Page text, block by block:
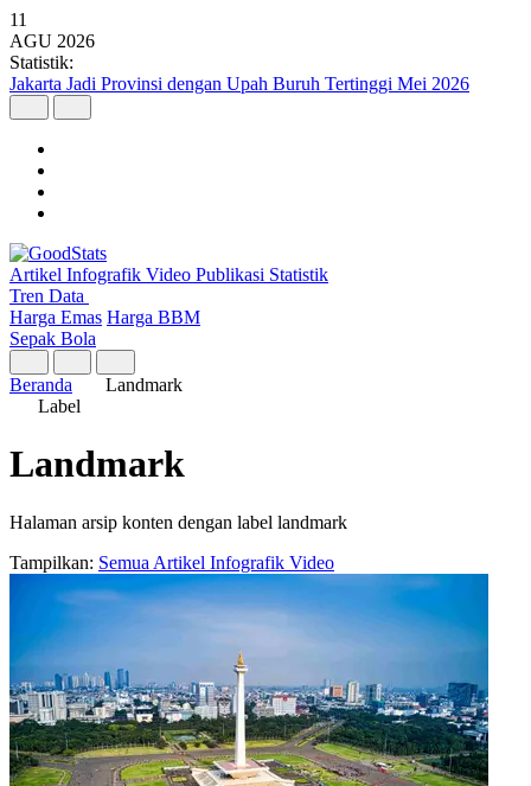
11
AGU 2026
Statistik:
Jakarta Jadi Provinsi dengan Upah Buruh Tertinggi Mei 2026
Artikel Infografik Video Publikasi Statistik
Tren Data
Harga Emas Harga BBM
Sepak Bola
Beranda
Landmark
Label
Landmark
Halaman arsip konten dengan label landmark
Tampilkan: Semua Artikel Infografik Video